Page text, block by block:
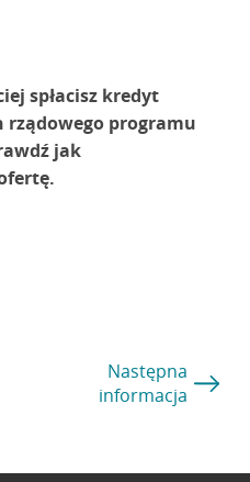
spłacisz kredyt
programu
jak
Następna
informacja